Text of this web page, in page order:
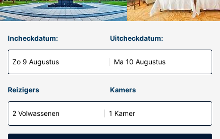
Incheckdatum:
Zo 9 Augustus
Uitcheckdatum:
Ma 10 Augustus
Reizigers Kamers
2 Volwassenen 1 Kamer